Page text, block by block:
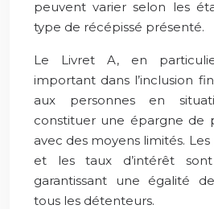
peuvent varier selon les
type de récépissé présenté.
Le Livret A, en
important dans l’inclusion
aux personnes en
constituer une épargne de
avec des moyens limités.
et les taux d’intérêt
garantissant une égalité
tous les détenteurs.